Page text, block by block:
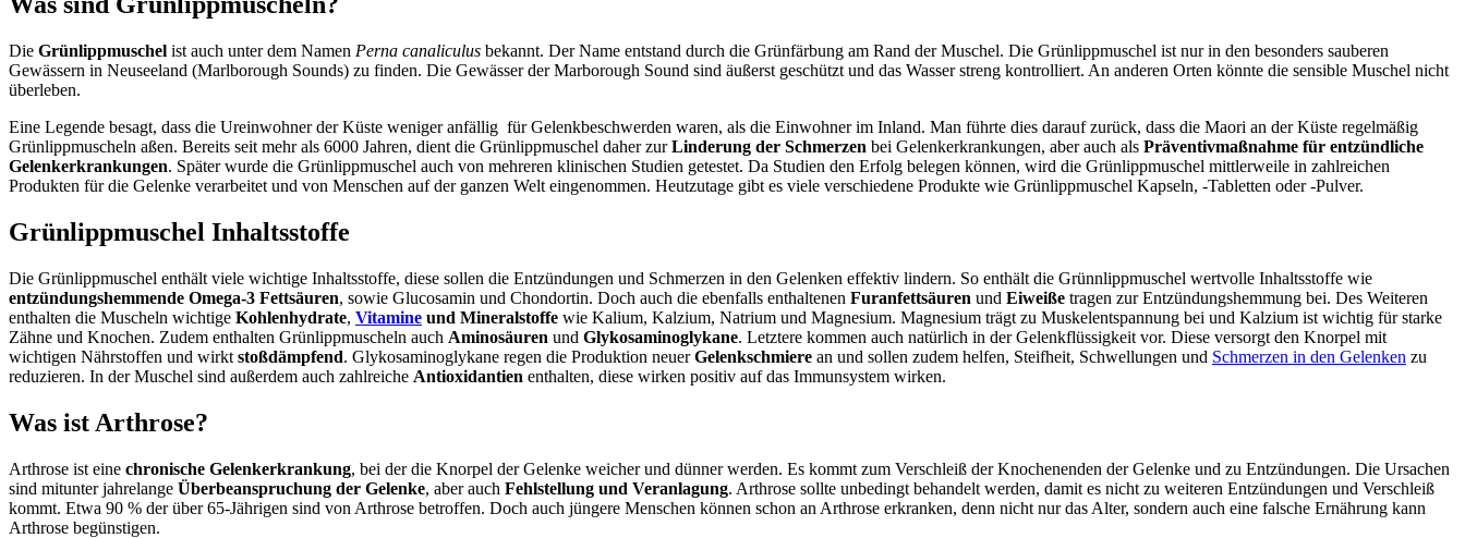
Die Grünlippmuschel ist auch unter dem Namen Perna canaliculus bekannt. Der Name entstand durch die Grünfärbung am Rand der Muschel. Die Grünlippmuschel ist nur in den besonders sauberen
Gewässern in Neuseeland (Marlborough Sounds) zu finden. Die Gewässer der Marborough Sound sind äußerst geschützt und das Wasser streng kontrolliert. An anderen Orten könnte die sensible Muschel nicht
überleben.
Eine Legende besagt, dass die Ureinwohner der Küste weniger anfällig für Gelenkbeschwerden waren, als die Einwohner im Inland. Man führte dies darauf zurück, dass die Maori an der Küste regelmäßig
Grünlippmuscheln aßen. Bereits seit mehr als 6000 Jahren, dient die Grünlippmuschel daher zurLinderung der Schmerzen bei Gelenkerkrankungen, aber auch als Präventivmaßnahme für entzündliche
Gelenkerkrankungen. Später wurde die Grünlippmuschel auch von mehreren klinischen Studien getestet. Da Studien den Erfolg belegen können, wird die Grünlippmuschel mittlerweile in zahlreichen
Produkten für die Gelenke verarbeitet und von Menschen auf der ganzen Welt eingenommen. Heutzutage gibt es viele verschiedene Produkte wie Grünlippmuschel Kapseln, -Tabletten oder -Pulver.
Grünlippmuschel Inhaltsstoffe
Die Grünlippmuschel enthält viele wichtige Inhaltsstoffe, diese sollen die Entzündungen und Schmerzen in den Gelenken effektiv lindern. So enthält die Grünnlippmuschel wertvolle Inhaltsstoffe wie
entzündungshemmende Omega-3 Fettsäuren, sowie Glucosamin und Chondortin. Doch auch die ebenfalls enthaltenen Furanfettsäuren und Eiweiße tragen zur Entzündungshemmung bei. Des Weiteren
enthalten die Muscheln wichtige Kohlenhydrate, Vitamine und Mineralstoffe wie Kalium, Kalzium, Natrium und Magnesium. Magnesium trägt zu Muskelentspannung bei und Kalzium ist wichtig für starke
Zähne und Knochen. Zudem enthalten Grünlippmuscheln auch Aminosäuren und Glykosaminoglykane. Letztere kommen auch natürlich in der Gelenkflüssigkeit vor. Diese versorgt den Knorpel mit
wichtigen Nährstoffen und wirkt stoßdämpfend. Glykosaminoglykane regen die Produktion neuerGelenkschmiere an und sollen zudem helfen, Steifheit, Schwellungen und Schmerzen in den Gelenken zu
reduzieren. In der Muschel sind außerdem auch zahlreiche Antioxidantien enthalten, diese wirken positiv auf das Immunsystem wirken.
Was ist Arthrose?
Arthrose ist eine chronische Gelenkerkrankung, bei der die Knorpel der Gelenke weicher und dünner werden. Es kommt zum Verschleiß der Knochenenden der Gelenke und zu Entzündungen. Die Ursachen
sind mitunter jahrelange Überbeanspruchung der Gelenke, aber auch Fehlstellung und Veranlagung. Arthrose sollte unbedingt behandelt werden, damit es nicht zu weiteren Entzündungen und Verschleiß
kommt. Etwa 90 % der über 65-Jährigen sind von Arthrose betroffen. Doch auch jüngere Menschen können schon an Arthrose erkranken, denn nicht nur das Alter, sondern auch eine falsche Ernährung kann
Arthrose begünstigen.